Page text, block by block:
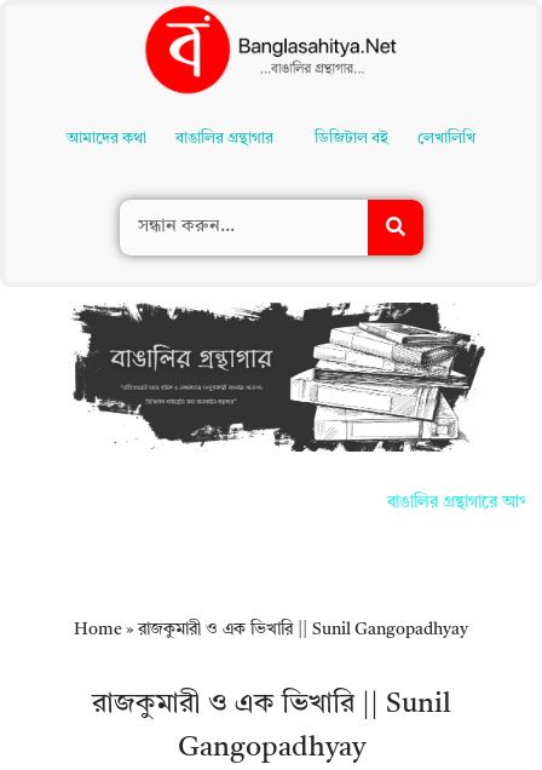
Contentআমাদের কথা বাঙালির গ্রন্থাগার ডিজিটাল বই লেখালিখি
বাঙালির গ্রন্থাগারে
Home »রাজকুমারী ও এক ভিখারি || Sunil Gangopadhyay
রাজকুমারী ও এক ভিখারি || Sunil
Gangopadhyay